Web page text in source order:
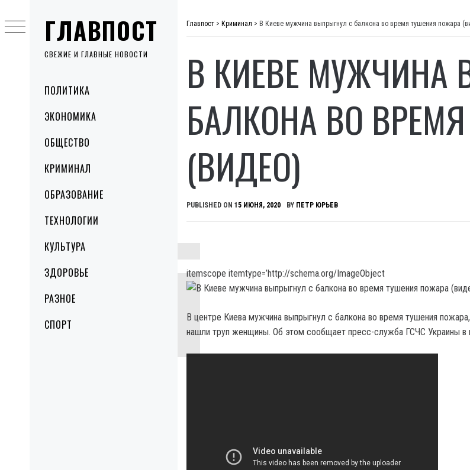
ГЛАВПОСТ
СВЕЖИЕ И ГЛАВНЫЕ НОВОСТИ
MenuПОЛИТИКА
ЭКОНОМИКА
ОБЩЕСТВО
КРИМИНАЛ
ОБРАЗОВАНИЕ
ТЕХНОЛОГИИ
КУЛЬТУРА
ЗДОРОВЬЕ
РАЗНОЕ
СПОРТ
to
content
Главпост > Криминал > В Киеве мужчина выпрыгнул с балкона во время тушения пожара
В КИЕВЕ МУЖЧИНА
БАЛКОНА ВО
(ВИДЕО)
PUBLISHED ON 15 ИЮНЯ, 2020 BY ПЕТР ЮРЬЕВ
itemscope itemtype=’http://schema.org/ImageObject
В центре Киева мужчина выпрыгнул с балкона во время тушения пожара,
нашли труп женщины. Об этом сообщает пресс-служба ГСЧС Украины в